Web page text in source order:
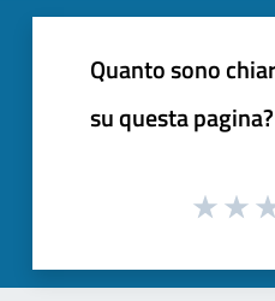
Quanto sono
su questa pagina?